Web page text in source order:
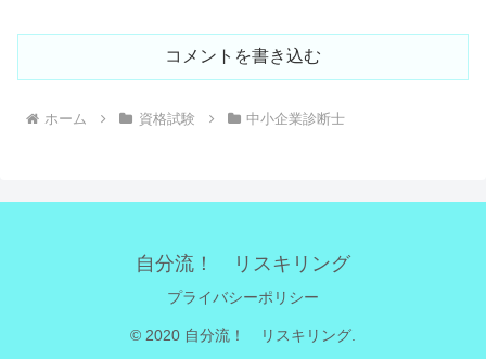
コメントを書き込む
ホーム 資格試験 中小企業診断士
自分流！ リスキリング
プライバシーポリシー
© 2020 自分流！ リスキリング.